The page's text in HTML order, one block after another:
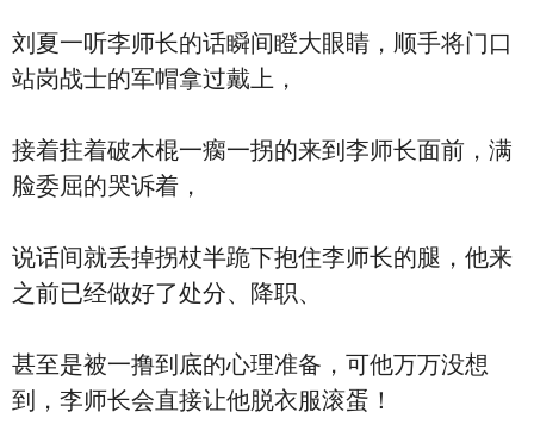
刘夏一听李师长的话瞬间瞪大眼睛，顺手将门口
站岗战士的军帽拿过戴上，
接着拄着破木棍一瘸一拐的来到李师长面前，满
脸委屈的哭诉着，
说话间就丢掉拐杖半跪下抱住李师长的腿，他来
之前已经做好了处分、降职、
甚至是被一撸到底的心理准备，可他万万没想
到，李师长会直接让他脱衣服滚蛋！